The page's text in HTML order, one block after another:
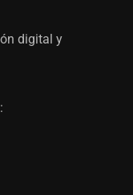
digital y